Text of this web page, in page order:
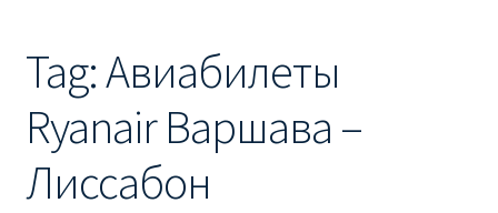
RYANAIR ИЗ РИГИ
Ryanair из Стокгольма
RYANAIR ИЗ ТАЛЛИНА
Tag:Авиабилеты
Ryanair Варшава –
Лиссабон